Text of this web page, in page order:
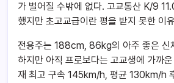
가 벌어질 수밖에 없다. 고교통산 K/9
했지만 초고교급이란 평을 받지 못한 이
전용주는 188cm, 86kg의 아주 좋은 신
하지만 아직 프로보다는 고교생에 가까
재 최고 구속 145km/h, 평균 130km/h